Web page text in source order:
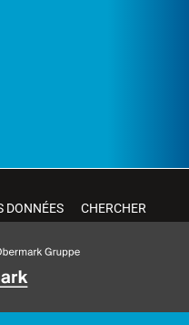
DONNÉES
CHERCHER